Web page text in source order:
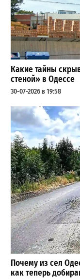
Какие тайны
стеной» в Одессе
30-07-2026 в 19:58
Почему из сел
как теперь